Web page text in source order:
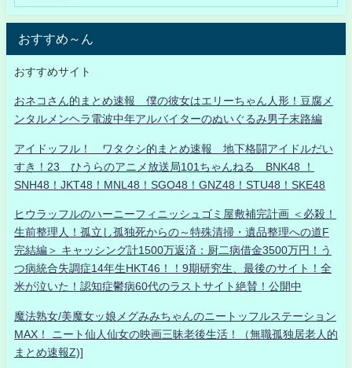
おすすめ～ん
おすすめサイト
おネコさん的まとめ速報 僕の彼女はエリーちゃん人形！豆腐メ
ンタルメンヘラ電波中年アルバイターのぬいぐるみ男子末路編
アイドッフル！ ワタクシ的まとめ速報 地下格闘アイドルだい
すき！23 ひうらのアニメ放送局101ちゃんねる BNK48 ！
SNH48！JKT48！MNL48！SGO48！GNZ48！STU48！SKE48
ヒウラッフルのハーニーフィニッシュゴミ屋敷補完計画 ＜必殺！
生前整理人！孤立し孤独死からの～特殊清掃・遺品整理への道F
完結編＞ キャッシング計1500万返済：厨二病借金3500万円！う
つ病統合失調症14年生HKT46！！9期研究生、最後のサイト！全
米が泣いた！認知症鬱病60代のラストサイト絶賛！公開中
魔法熟女/美魔女ッ娘メグみみちゃんのニートッフルステーション
MAX！ ニート仙人仙女の映画三昧老後生活！（無職孤独居老人的
まとめ速報Z)]